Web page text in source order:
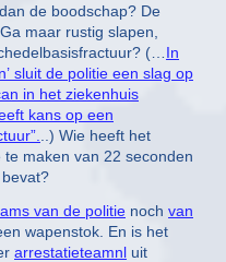
de boodschap? De
maar rustig slapen,
(… In
sluit de politie een slag op
in het ziekenhuis
kans op een
..) Wie heeft het
maken van 22 seconden
van de politie noch van
wapenstok. En is het
arrestatieteamnl uit